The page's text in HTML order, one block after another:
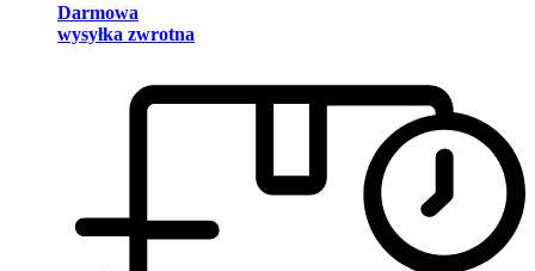
Darmowa
wysyłka zwrotna